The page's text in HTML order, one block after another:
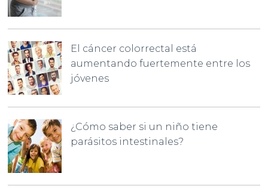
El cáncer colorrectal está
aumentando fuertemente entre los
jóvenes
¿Cómo saber si un niño tiene
parásitos intestinales?